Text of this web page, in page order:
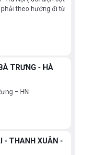
độ ồn thấp chỉ
mọi thời điểm
đến sinh hoạt gia
hợp chế độ hẹn
trẻ em, tự
rửa.
9 lít/lần rửa và
rửa, máy có mức
tiết kiệm đáng
theo hướng đi từ
TRƯNG - HÀ
– HN
- THANH XUÂN -